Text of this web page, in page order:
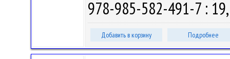
978-985-582-491-7 :
Добавить в корзину Подробнее